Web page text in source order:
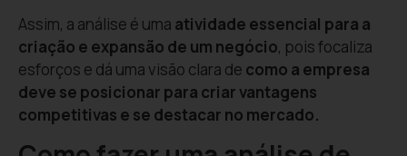
Assim, a análise é uma atividade essencial para a
criação e expansão de um negócio, pois focaliza
esforços e dá uma visão clara de como a empresa
deve se posicionar para criar vantagens
competitivas e se destacar no mercado.